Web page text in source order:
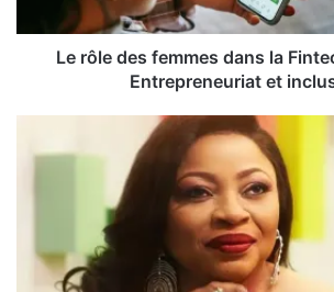
Le rôle des femmes dans la
Entrepreneuriat et